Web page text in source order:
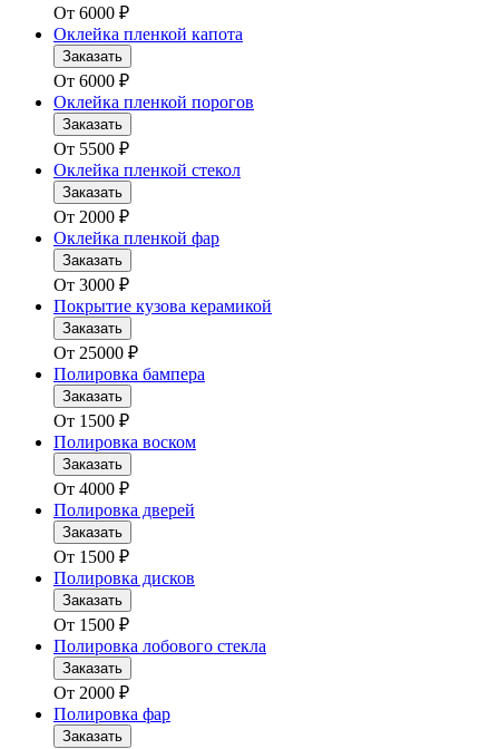
От 6000 ₽
Оклейка пленкой капота
Заказать
От 6000 ₽
Оклейка пленкой порогов
Заказать
От 5500 ₽
Оклейка пленкой стекол
Заказать
От 2000 ₽
Оклейка пленкой фар
Заказать
От 3000 ₽
Покрытие кузова керамикой
Заказать
От 25000 ₽
Полировка бампера
Заказать
От 1500 ₽
Полировка воском
Заказать
От 4000 ₽
Полировка дверей
Заказать
От 1500 ₽
Полировка дисков
Заказать
От 1500 ₽
Полировка лобового стекла
Заказать
От 2000 ₽
Полировка фар
Заказать